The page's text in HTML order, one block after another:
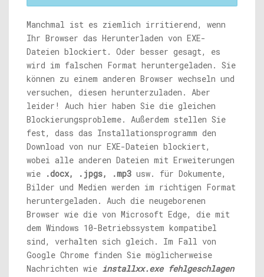
Manchmal ist es ziemlich irritierend, wenn
Ihr Browser das Herunterladen von EXE-
Dateien blockiert. Oder besser gesagt, es
wird im falschen Format heruntergeladen. Sie
können zu einem anderen Browser wechseln und
versuchen, diesen herunterzuladen. Aber
leider! Auch hier haben Sie die gleichen
Blockierungsprobleme. Außerdem stellen Sie
fest, dass das Installationsprogramm den
Download von nur EXE-Dateien blockiert,
wobei alle anderen Dateien mit Erweiterungen
wie .docx, .jpgs, .mp3 usw. für Dokumente,
Bilder und Medien werden im richtigen Format
heruntergeladen. Auch die neugeborenen
Browser wie die von Microsoft Edge, die mit
dem Windows 10-Betriebssystem kompatibel
sind, verhalten sich gleich. Im Fall von
Google Chrome finden Sie möglicherweise
Nachrichten wie installxx.exefehlgeschlagen